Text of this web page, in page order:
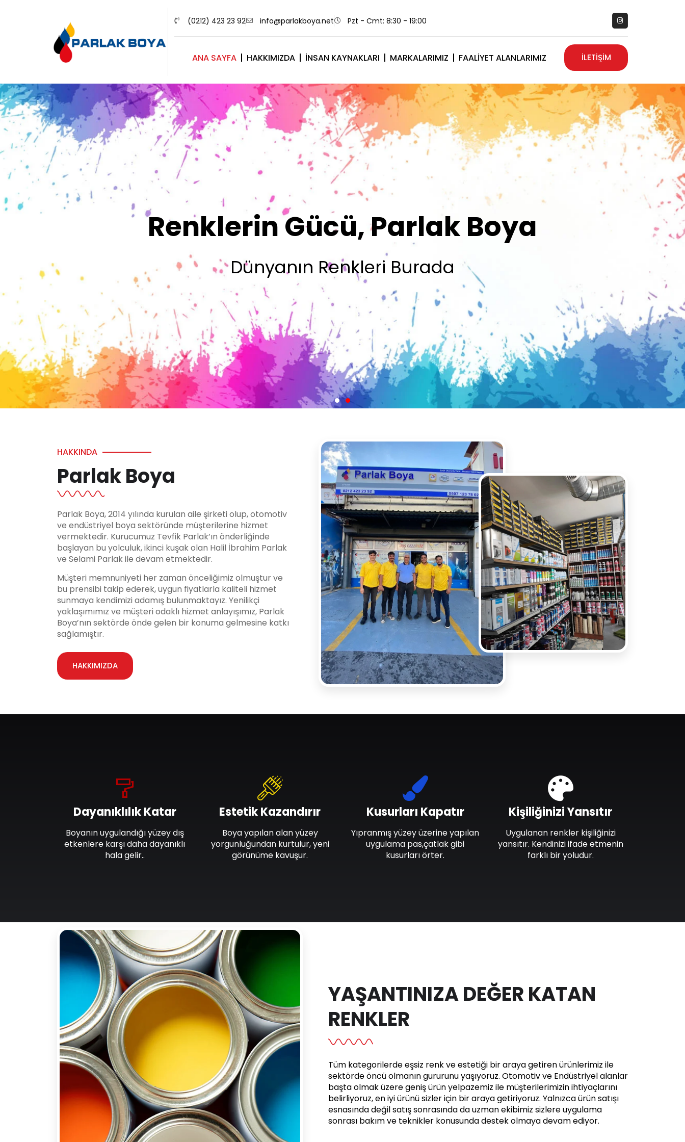
(0212) 423 23 92 info@parlakboya.net Pzt - Cmt: 8:30 - 19:00
ANA SAYFA HAKKIMIZDA İNSAN KAYNAKLARI MARKALARIMIZ FAALIYET ALANLARIMIZ İLETİŞİM
Renklerimiz Sizin İmzanız
Olsun
HAKKINDA
Parlak Boya
Parlak Boya, 2014 yılında kurulan aile şirketi olup, otomotiv
ve endüstriyel boya sektöründe müşterilerine hizmet
vermektedir. Kurucumuz Tevfik Parlak’ın önderliğinde
başlayan bu yolculuk, ikinci kuşak olan Halil İbrahim Parlak
ve Selami Parlak ile devam etmektedir.
Müşteri memnuniyeti her zaman önceliğimiz olmuştur ve
bu prensibi takip ederek, uygun fiyatlarla kaliteli hizmet
sunmaya kendimizi adamış bulunmaktayız. Yenilikçi
yaklaşımımız ve müşteri odaklı hizmet anlayışımız, Parlak
Boya’nın sektörde önde gelen bir konuma gelmesine katkı
sağlamıştır.
HAKKIMIZDA
Dayanıklılık Katar
Boyanın uygulandığı yüzey dış
etkenlere karşı daha dayanıklı
hala gelir..
Estetik Kazandırır
Boya yapılan alan yüzey
yorgunluğundan kurtulur, yeni
görünüme kavuşur.
Kusurları Kapatır
Yıpranmış yüzey üzerine yapılan
uygulama pas,çatlak gibi
kusurları örter.
Kişiliğinizi Yansıtır
Uygulanan renkler kişiliğinizi
yansıtır. Kendinizi ifade etmenin
farklı bir yoludur.
YAŞANTINIZA DEĞER KATAN
RENKLER
Tüm kategorilerde eşsiz renk ve estetiği bir araya getiren ürünlerimiz ile
sektörde öncü olmanın gururunu yaşıyoruz. Otomotiv ve Endüstriyel alanlar
başta olmak üzere geniş ürün yelpazemiz ile müşterilerimizin ihtiyaçlarını
belirliyoruz, en iyi ürünü sizler için bir araya getiriyoruz. Yalnızca ürün satışı
esnasında değil satış sonrasında da uzman ekibimiz sizlere uygulama
sonrası bakım ve teknikler konusunda destek olmaya devam ediyor.